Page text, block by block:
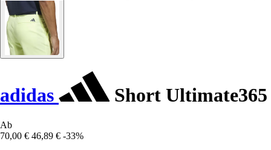
adidas Short Ultimate365
Ab
70,00 € 46,89 € -33%